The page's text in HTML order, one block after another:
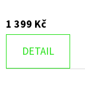
1 399 Kč
DETAIL